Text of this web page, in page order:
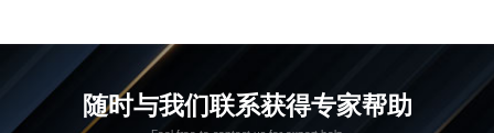
随时与我们联系获得专家帮助